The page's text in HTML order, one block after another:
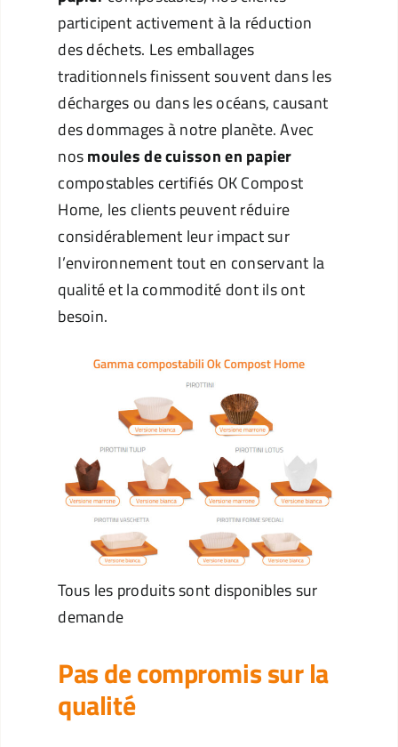
participent activement à la réduction
des déchets. Les emballages
traditionnels finissent souvent dans les
décharges ou dans les océans, causant
des dommages à notre planète. Avec
nosmoules de cuisson en papier
compostables certifiés OK Compost
Home, les clients peuvent réduire
considérablement leur impact sur
l’environnement tout en conservant la
qualité et la commodité dont ils ont
besoin.
Tous les produits sont disponibles sur
demande
Pas de compromis sur la
qualité